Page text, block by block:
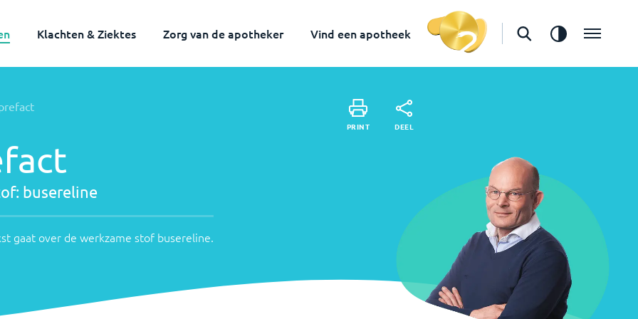
Klachten & Ziektes Zorg van de apotheker Vind een apotheek
Gouda
Vind een apotheek
busereline
gaat over de werkzame stof busereline.
PRINT DEEL